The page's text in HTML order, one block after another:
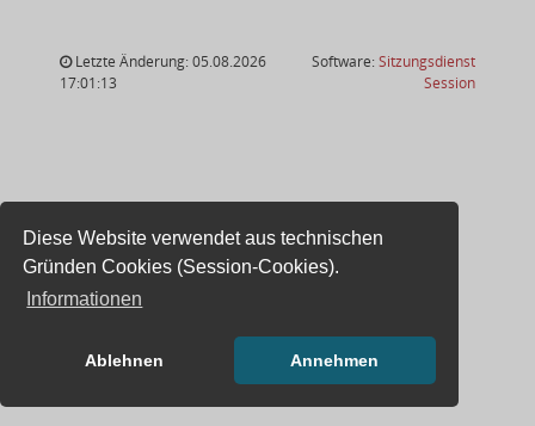
Diese Website verwendet aus technischen
Gründen Cookies (Session-Cookies).
Informationen
Ablehnen Annehmen
Letzte Änderung: 05.08.2026
17:01:13
Software:Sitzungsdienst
Session(Wird in